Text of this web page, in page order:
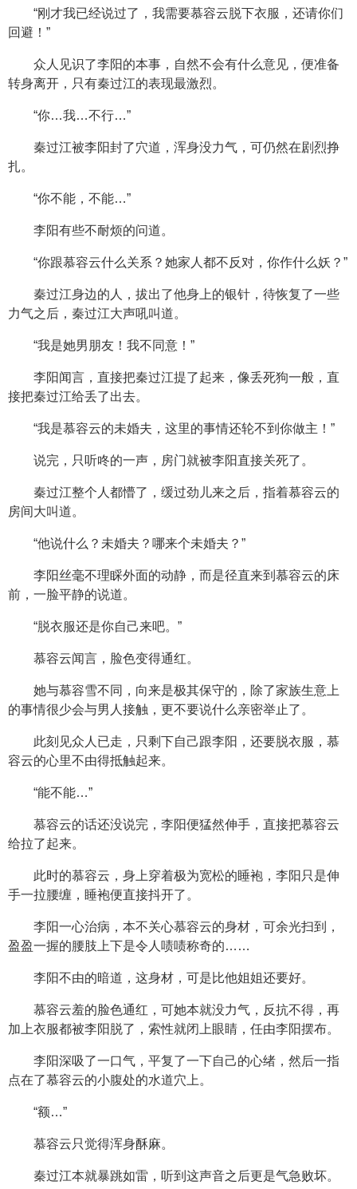
“刚才我已经说过了，我需要慕容云脱下衣服，还请你们
回避！”
众人见识了李阳的本事，自然不会有什么意见，便准备
转身离开，只有秦过江的表现最激烈。
“你…我…不行…”
秦过江被李阳封了穴道，浑身没力气，可仍然在剧烈挣
扎。
“你不能，不能…”
李阳有些不耐烦的问道。
“你跟慕容云什么关系？她家人都不反对，你作什么妖？”
秦过江身边的人，拔出了他身上的银针，待恢复了一些
力气之后，秦过江大声吼叫道。
“我是她男朋友！我不同意！”
李阳闻言，直接把秦过江提了起来，像丢死狗一般，直
接把秦过江给丢了出去。
“我是慕容云的未婚夫，这里的事情还轮不到你做主！”
说完，只听咚的一声，房门就被李阳直接关死了。
秦过江整个人都懵了，缓过劲儿来之后，指着慕容云的
房间大叫道。
“他说什么？未婚夫？哪来个未婚夫？”
李阳丝毫不理睬外面的动静，而是径直来到慕容云的床
前，一脸平静的说道。
“脱衣服还是你自己来吧。”
慕容云闻言，脸色变得通红。
她与慕容雪不同，向来是极其保守的，除了家族生意上
的事情很少会与男人接触，更不要说什么亲密举止了。
此刻见众人已走，只剩下自己跟李阳，还要脱衣服，慕
容云的心里不由得抵触起来。
“能不能…”
慕容云的话还没说完，李阳便猛然伸手，直接把慕容云
给拉了起来。
此时的慕容云，身上穿着极为宽松的睡袍，李阳只是伸
手一拉腰缠，睡袍便直接抖开了。
李阳一心治病，本不关心慕容云的身材，可余光扫到，
盈盈一握的腰肢上下是令人啧啧称奇的……
李阳不由的暗道，这身材，可是比他姐姐还要好。
慕容云羞的脸色通红，可她本就没力气，反抗不得，再
加上衣服都被李阳脱了，索性就闭上眼睛，任由李阳摆布。
李阳深吸了一口气，平复了一下自己的心绪，然后一指
点在了慕容云的小腹处的水道穴上。
“额…”
慕容云只觉得浑身酥麻。
秦过江本就暴跳如雷，听到这声音之后更是气急败坏。